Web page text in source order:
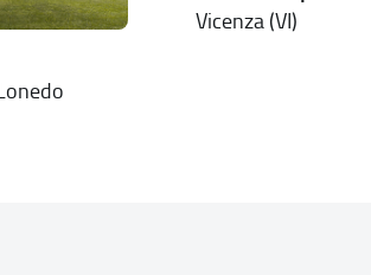
Vicenza (VI)